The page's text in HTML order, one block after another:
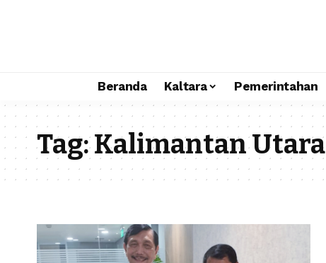
Beranda Kaltara Pemerintahan
Tag:Kalimantan Utara